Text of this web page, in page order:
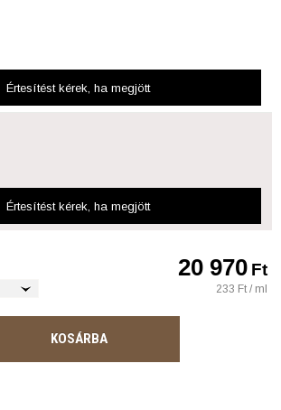
Értesítést kérek , ha megjött
Értesítést kérek , ha megjött
20 970Ft
233 Ft / ml
KOSÁRBA